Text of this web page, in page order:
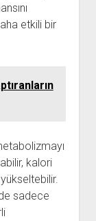
etkili bir
kalori
sadece